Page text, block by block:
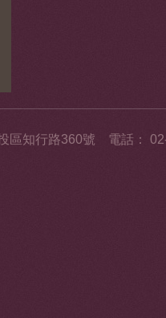
區知行路360號 電話：